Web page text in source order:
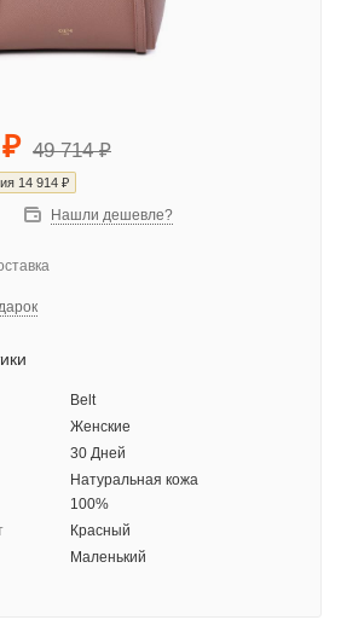
₽ 49 714₽
14 914 ₽
Нашли дешевле?
Belt
Женские
30 Дней
Натуральная кожа
100%
Красный
Маленький